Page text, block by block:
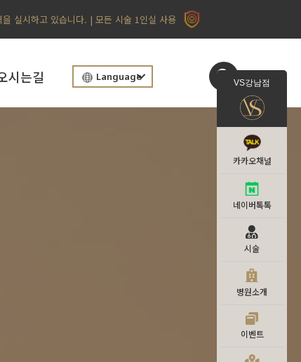
실시하고 있습니다. | 모든 시술 1인실 사용
시는길 Language VS강남점
카카오채널
네이버톡톡
시술
병원소개
이벤트